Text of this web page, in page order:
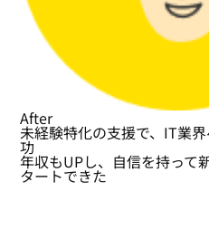
After
未経験特化の支援で、IT業
功
年収もUPし、自信を持って
タートできた